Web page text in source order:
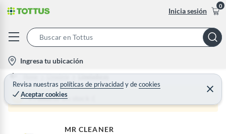
Inicia sesión
0
h
o
t
Ingresa tu ubicación
Revisa nuestras políticas de privacidadydecookies
Aceptar cookies
C
e
r
Home Limpieza Limpiadores
Producto sin stock :(
MR CLEANER